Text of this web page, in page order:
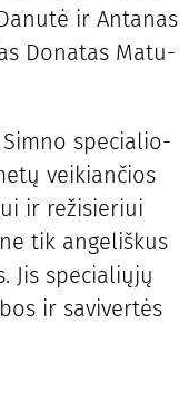
ir An­ta­nas
Do­na­tas Ma­tu­
Sim­no spe­cia­lio­
vei­kian­čios
ir re­ži­sie­riui
tik an­ge­liš­kus
Jis spe­cia­lių­jų
ir sa­vi­ver­tės